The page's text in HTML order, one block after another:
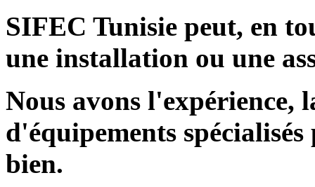
SIFEC Tunisie peut, en
une installation ou une
Nous avons l'expérience,
d'équipements
bien.